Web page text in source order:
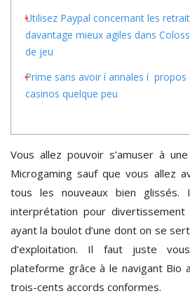
Utilisez Paypal concernant les
davantage mieux agiles dans
de jeu
Prime sans avoir í annales í propos
casinos quelque peu
Vous allez pouvoir s’amuser à
Microgaming sauf que vous allez
tous les nouveaux bien
interprétation pour
ayant la boulot d’une dont on se
d’exploitation. Il faut juste
plateforme grâce à le navigant Bio
trois-cents accords conformes.